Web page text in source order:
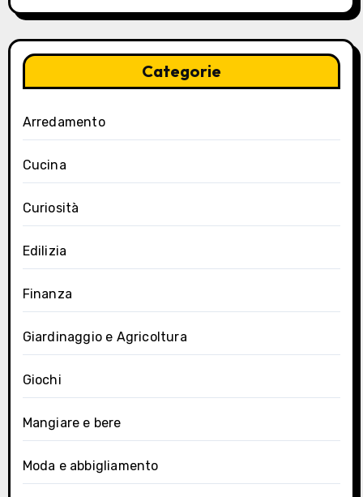
Categorie
Arredamento
Cucina
Curiosità
Edilizia
Finanza
Giardinaggio e Agricoltura
Giochi
Mangiare e bere
Moda e abbigliamento